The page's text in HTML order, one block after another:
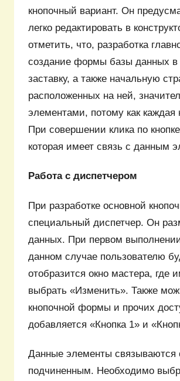
кнопочный вариант. Он
легко редактировать в
отметить, что, разработка
создание формы базы данных в
заставку, а также начальную
расположенных на ней,
элементами, потому как
При совершении клика по
которая имеет связь с данным
Работа с диспетчером
При разработке основной
специальный диспетчер. Он
данных. При первом
данном случае пользователю
отобразится окно мастера, где
выбрать «Изменить». Также
кнопочной формы и прочих
добавляется «Кнопка 1» и
Данные элементы связываются
подчиненным. Необходимо